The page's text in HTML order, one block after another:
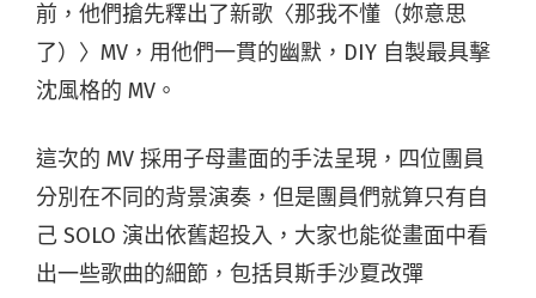
前，他們搶先釋出了新歌〈那我不懂（妳意思
了）〉MV，用他們一貫的幽默，DIY 自製最具擊
沈風格的 MV。
這次的 MV 採用子母畫面的手法呈現，四位團員
分別在不同的背景演奏，但是團員們就算只有自
己 SOLO 演出依舊超投入，大家也能從畫面中看
出一些歌曲的細節，包括貝斯手沙夏改彈